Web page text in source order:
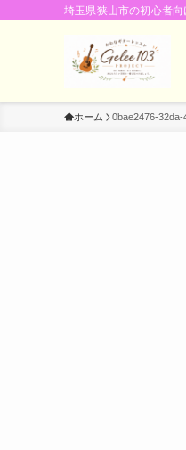
埼玉県狭山市の初心者
ホーム 0bae2476-32da-